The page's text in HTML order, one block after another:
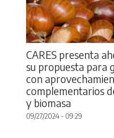
CARES presenta
su propuesta para
con
complementarios
y biomasa
09/27/2024 - 09:29